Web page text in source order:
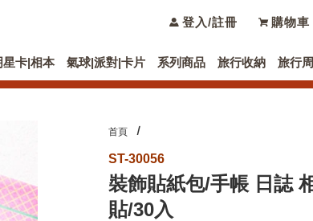
登入/註冊 購物車
星卡|相本 氣球|派對|卡片 系列商品 旅行收納 旅行
首頁
ST-30056
裝飾貼紙包/手帳 日誌
貼/30入